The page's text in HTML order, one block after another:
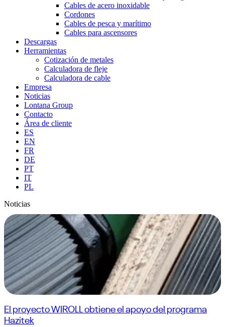
Cables de acero inoxidable
Cordones
Cables de pesca y marítimo
Cables para ascensores
Descargas
Herramientas
Cotización de metales
Calculadora de fleje
Calculadora de cable
Empresa
Noticias
Lontana Group
Contacto
Área de cliente
ES
EN
FR
DE
PT
IT
PL
Noticias
El proyecto WIROLL obtiene el apoyo del programa
Hazitek